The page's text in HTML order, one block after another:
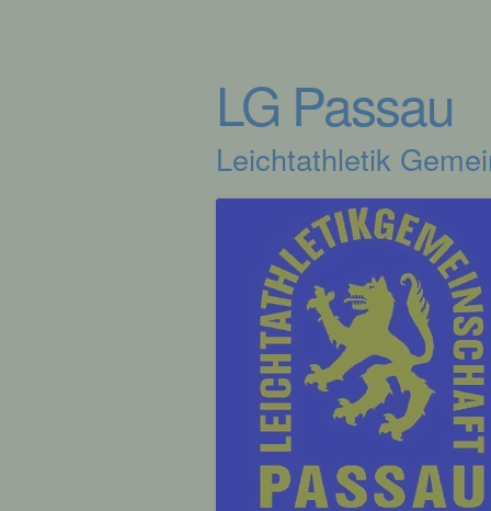
LG Passau
Leichtathletik